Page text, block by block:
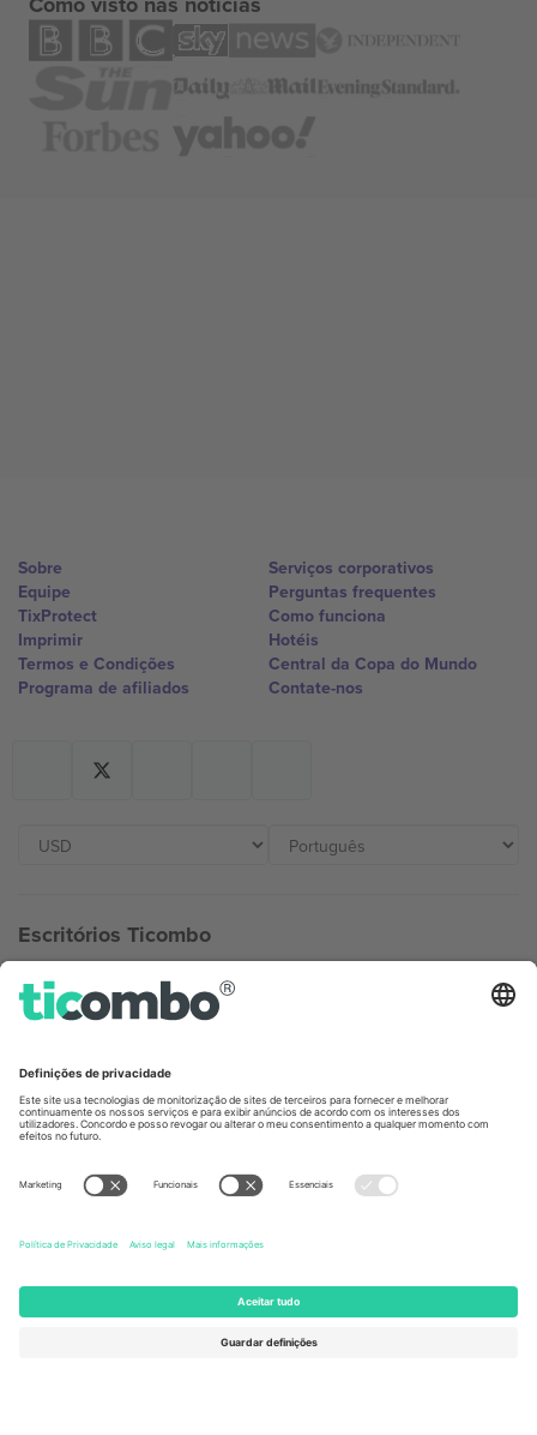
Sobre
Equipe
TixProtect
Imprimir
Termos e Condições
Programa de afiliados
Serviços corporativos
Perguntas frequentes
Como funciona
Hotéis
Central da Copa do Mundo
Contate-nos
Escritórios Ticombo
Germany
Unter den Linden 24, 10117
United States
Newark, Delaware 19713, United
Switzerland
Engelberg, Switzerland
Bulgaria
Regus Sofia City West, bul
Totleben 53-55, 1606 Sofia,
UAE Dubai Silicon Oasis, DDP
Building A1, Office 302, Dubai,
United Arab Emirates